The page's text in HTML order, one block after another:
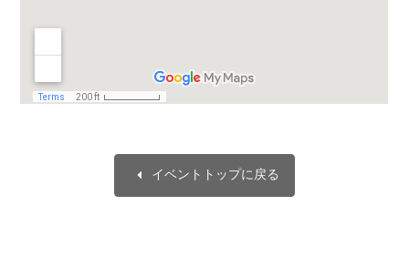
arrow_left イベントトップに戻る